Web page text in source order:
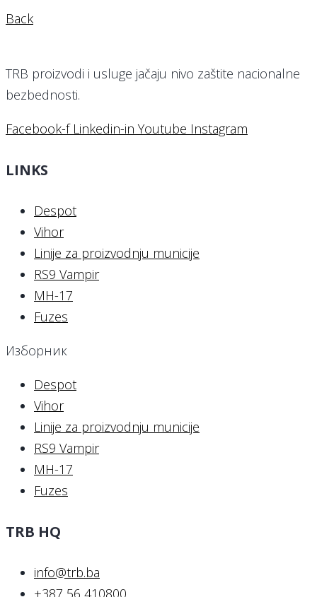
Back
TRB proizvodi i usluge jačaju nivo zaštite nacionalne
bezbednosti.
Facebook-f Linkedin-in Youtube Instagram
LINKS
Despot
Vihor
Linije za proizvodnju municije
RS9 Vampir
MH-17
Fuzes
Изборник
Despot
Vihor
Linije za proizvodnju municije
RS9 Vampir
MH-17
Fuzes
TRB HQ
info@trb.ba